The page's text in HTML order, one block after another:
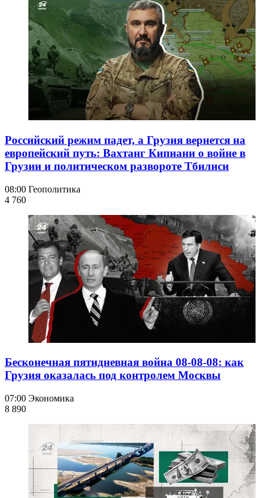
Российский режим падет, а Грузия вернется на
европейский путь: Вахтанг Кипиани о войне в
Грузии и политическом развороте Тбилиси
08:00 Геополитика
4 760
Бесконечная пятидневная война 08-08-08: как
Грузия оказалась под контролем Москвы
07:00 Экономика
8 890